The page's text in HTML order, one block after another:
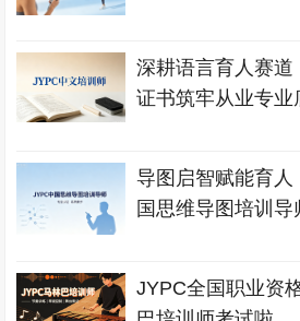
深耕语言育人赛
证书筑牢从业专业
导图启智赋能育人
国思维导图培训
JYPC全国职业资